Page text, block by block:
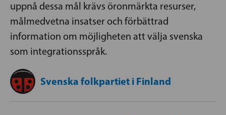
uppnå dessa mål krävs öronmärkta resurser,
målmedvetna insatser och förbättrad
information om möjligheten att välja svenska
som integrationsspråk.
Svenska folkpartiet i Finland